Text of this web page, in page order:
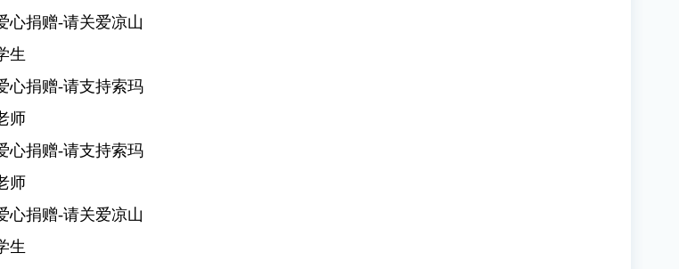
心捐赠-请关爱凉山
生
心捐赠-请支持索玛
师
心捐赠-请支持索玛
师
心捐赠-请关爱凉山
生